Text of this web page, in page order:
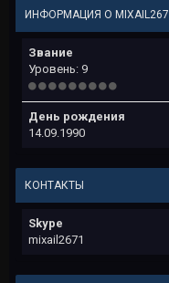
ИНФОРМАЦИЯ О MIXAIL267
Звание
Уровень: 9
День рождения
14.09.1990
КОНТАКТЫ
Skype
mixail2671